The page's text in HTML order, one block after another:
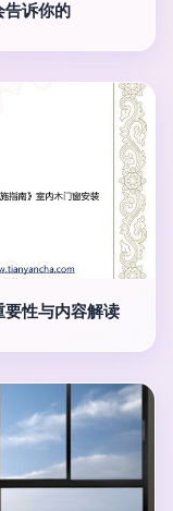
告诉你的
性与内容解读